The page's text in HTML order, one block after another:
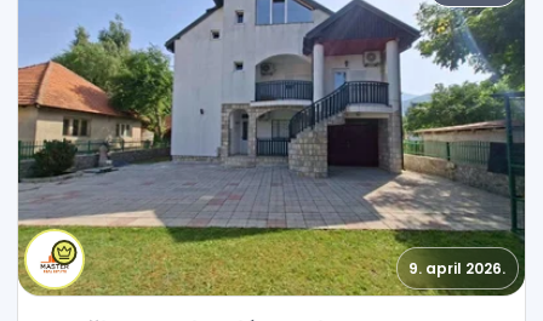
9. april 2026.